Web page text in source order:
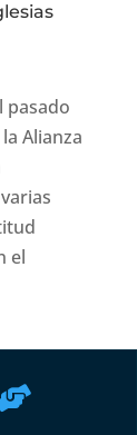
pasado
Alianza
el